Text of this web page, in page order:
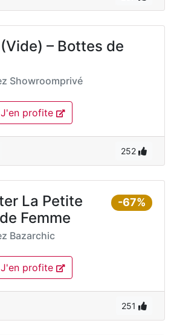
– Bottes de
Showroomprivé
J'en profite
252
-67%
La Petite
Femme
Bazarchic
J'en profite
251